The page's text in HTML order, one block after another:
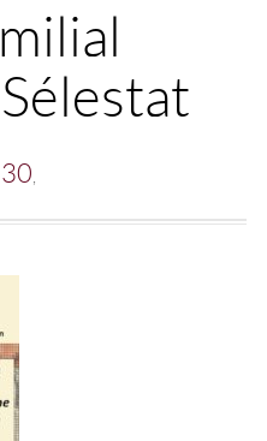
Sélestat